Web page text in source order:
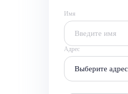
Имя
Адрес
Выберите адрес